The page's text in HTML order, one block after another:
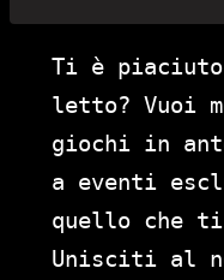
Ti è
letto? Vuoi
giochi in
a eventi
quello che ti
Unisciti al